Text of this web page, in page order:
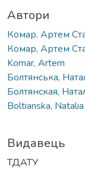
Автори
Комар, Артем
Комар, Артем
Komar, Artem
Болтянська,
Болтянская,
Boltianska, Natalia
Видавець
ТДАТУ